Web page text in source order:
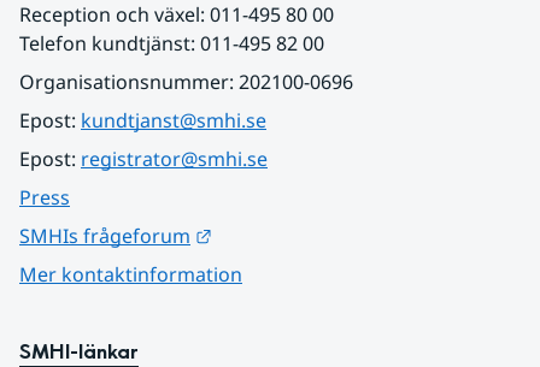
Reception och växel: 011-495 80 00
Telefon kundtjänst: 011-495 82 00
Organisationsnummer: 202100-0696
Epost: kundtjanst@smhi.se
Epost: registrator@smhi.se
Press
SMHIs frågeforum
Mer kontaktinformation
SMHI-länkar